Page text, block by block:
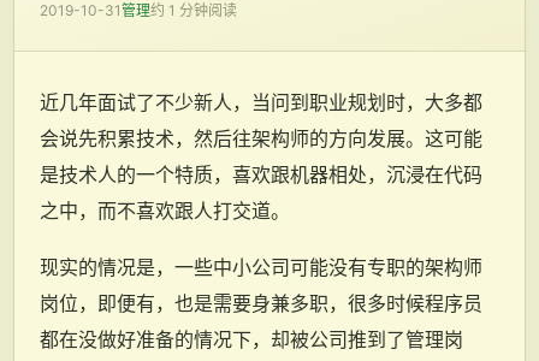
2019-10-31管理约 1 分钟阅读
近几年面试了不少新人，当问到职业规划时，大多都
会说先积累技术，然后往架构师的方向发展。这可能
是技术人的一个特质，喜欢跟机器相处，沉浸在代码
之中，而不喜欢跟人打交道。
现实的情况是，一些中小公司可能没有专职的架构师
岗位，即便有，也是需要身兼多职，很多时候程序员
都在没做好准备的情况下，却被公司推到了管理岗